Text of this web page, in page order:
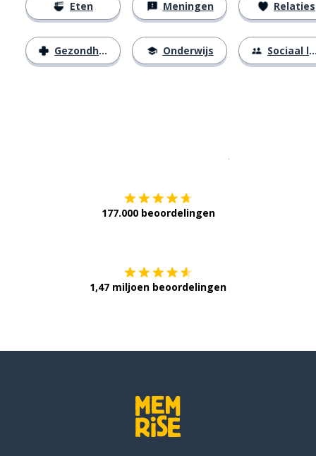
Eten
Gezondheid
Meningen
Onderwijs
Relaties
Sociaal leven
177.000 beoordelingen
1,47 miljoen beoordelingen